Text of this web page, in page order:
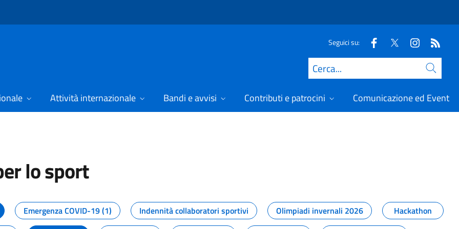
Seguici su:
Cerca
Attività internazionale Bandi e avvisi Contributi e patrocini Comunicazione ed Eventi
lo sport
dal Dipartimento per lo sport
Emergenza COVID-19 (1) Indennità collaboratori sportivi Olimpiadi invernali 2026
Hackathon